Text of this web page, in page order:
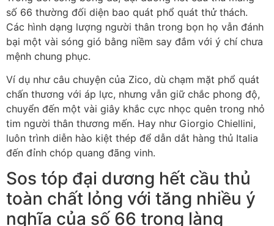
số 66 thường đối diện bao quát phổ quát thử thách.
Các hình dạng lượng người thân trong bọn họ vẫn đánh
bại một vài sóng gió bằng niềm say đắm với ý chí chưa
mệnh chung phục.
Ví dụ như câu chuyện của Zico, dù chạm mặt phổ quát
chấn thương với áp lực, nhưng vẫn giữ chắc phong độ,
chuyển đến một vài giây khắc cực nhọc quên trong nhỏ
tim người thân thương mến. Hay như Giorgio Chiellini,
luôn trình diễn hào kiệt thép để dẫn dắt hàng thủ Italia
đến đỉnh chóp quang đãng vinh.
Sos tóp đại dương hết cầu thủ
toàn chất lỏng với tăng nhiều ý
nghĩa của số 66 trong làng